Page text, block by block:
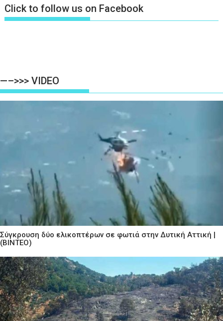
Click to follow us on Facebook
—–>>> VIDEO
Σύγκρουση δύο ελικοπτέρων σε φωτιά στην Δυτική Αττική |
(ΒΙΝΤΕΟ)